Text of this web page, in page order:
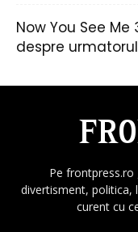
Now You See
despre
Pe
divertisment, politica,
curent cu